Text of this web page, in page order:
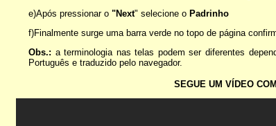
e)Após pressionar o "Next" selecione o Padrinho
f)Finalmente surge uma barra verde no topo de página
Obs.: a terminologia nas telas podem ser diferentes
Português e traduzido pelo navegador.
SEGUE UM VÍDEO